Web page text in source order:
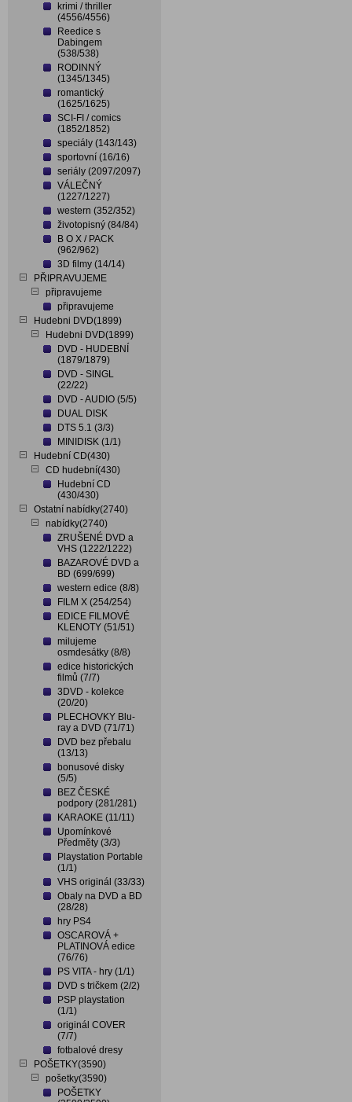
krimi / thriller
(4556/4556)
Reedice s
Dabingem
(538/538)
RODINNÝ
(1345/1345)
romantický
(1625/1625)
SCI-FI / comics
(1852/1852)
speciály (143/143)
sportovní (16/16)
seriály (2097/2097)
VÁLEČNÝ
(1227/1227)
western (352/352)
životopisný (84/84)
B O X / PACK
(962/962)
3D filmy (14/14)
PŘIPRAVUJEME
připravujeme
připravujeme
Hudebni DVD(1899)
Hudebni DVD(1899)
DVD - HUDEBNÍ
(1879/1879)
DVD - SINGL
(22/22)
DVD - AUDIO (5/5)
DUAL DISK
DTS 5.1 (3/3)
MINIDISK (1/1)
Hudební CD(430)
CD hudební(430)
Hudební CD
(430/430)
Ostatní nabídky(2740)
nabídky(2740)
ZRUŠENÉ DVD a
VHS (1222/1222)
BAZAROVÉ DVD a
BD (699/699)
western edice (8/8)
FILM X (254/254)
EDICE FILMOVÉ
KLENOTY (51/51)
milujeme
osmdesátky (8/8)
edice historických
filmů (7/7)
3DVD - kolekce
(20/20)
PLECHOVKY Blu-
ray a DVD (71/71)
DVD bez přebalu
(13/13)
bonusové disky
(5/5)
BEZ ČESKÉ
podpory (281/281)
KARAOKE (11/11)
Upomínkové
Předměty (3/3)
Playstation Portable
(1/1)
VHS originál (33/33)
Obaly na DVD a BD
(28/28)
hry PS4
OSCAROVÁ +
PLATINOVÁ edice
(76/76)
PS VITA - hry (1/1)
DVD s tričkem (2/2)
PSP playstation
(1/1)
originál COVER
(7/7)
fotbalové dresy
POŠETKY(3590)
pošetky(3590)
POŠETKY